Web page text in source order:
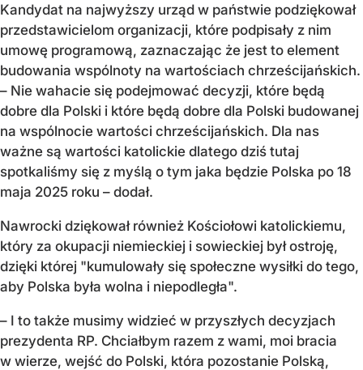
Kandydat na najwyższy urząd w państwie podziękował
przedstawicielom organizacji, które podpisały z nim
umowę programową, zaznaczając że jest to element
budowania wspólnoty na wartościach chrześcijańskich.
– Nie wahacie się podejmować decyzji, które będą
dobre dla Polski i które będą dobre dla Polski budowanej
na wspólnocie wartości chrześcijańskich. Dla nas
ważne są wartości katolickie dlatego dziś tutaj
spotkaliśmy się z myślą o tym jaka będzie Polska po 18
maja 2025 roku – dodał.
Nawrocki dziękował również Kościołowi katolickiemu,
który za okupacji niemieckiej i sowieckiej był ostroję,
dzięki której "kumulowały się społeczne wysiłki do tego,
aby Polska była wolna i niepodległa".
– I to także musimy widzieć w przyszłych decyzjach
prezydenta RP. Chciałbym razem z wami, moi bracia
w wierze, wejść do Polski, która pozostanie Polską,